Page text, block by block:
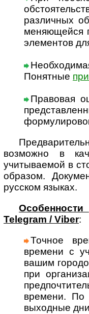
различных
меняющейся
элементов
Понятные
Правовая
возможно в
учитываемой в
образом.
русском языках.
Telegram / Viber:
Точное
времени с
вашим
при
времени. По
выходные дни